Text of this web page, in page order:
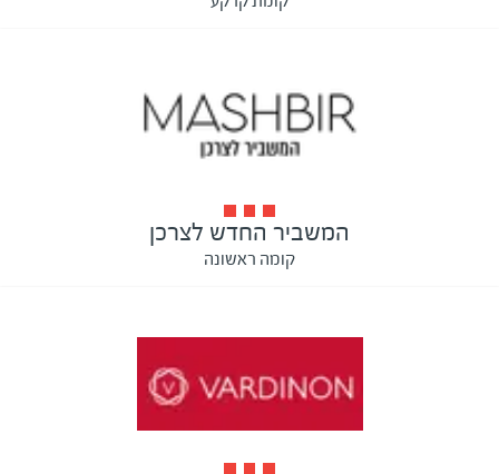
המשביר החדש לצרכן
קומה ראשונה